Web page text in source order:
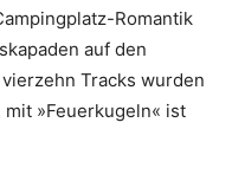
Romantik
auf den
Tracks wurden
»Feuerkugeln« ist